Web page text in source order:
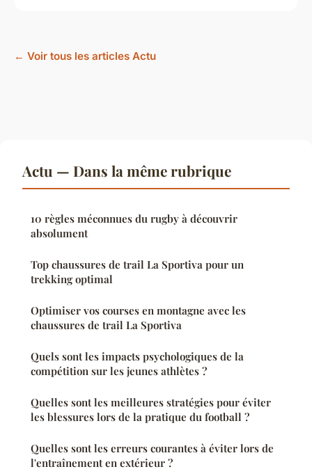
← Voir tous les articles Actu
Actu — Dans la même rubrique
10 règles méconnues du rugby à découvrir
absolument
Top chaussures de trail La Sportiva pour un
trekking optimal
Optimiser vos courses en montagne avec les
chaussures de trail La Sportiva
Quels sont les impacts psychologiques de la
compétition sur les jeunes athlètes ?
Quelles sont les meilleures stratégies pour éviter
les blessures lors de la pratique du football ?
Quelles sont les erreurs courantes à éviter lors de
l'entraînement en extérieur ?